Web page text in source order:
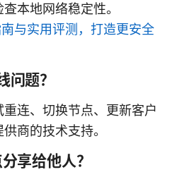
本地网络稳定性。
与实用评测，打造更安全
问题？
连、切换节点、更新客户
商的技术支持。
享给他人？